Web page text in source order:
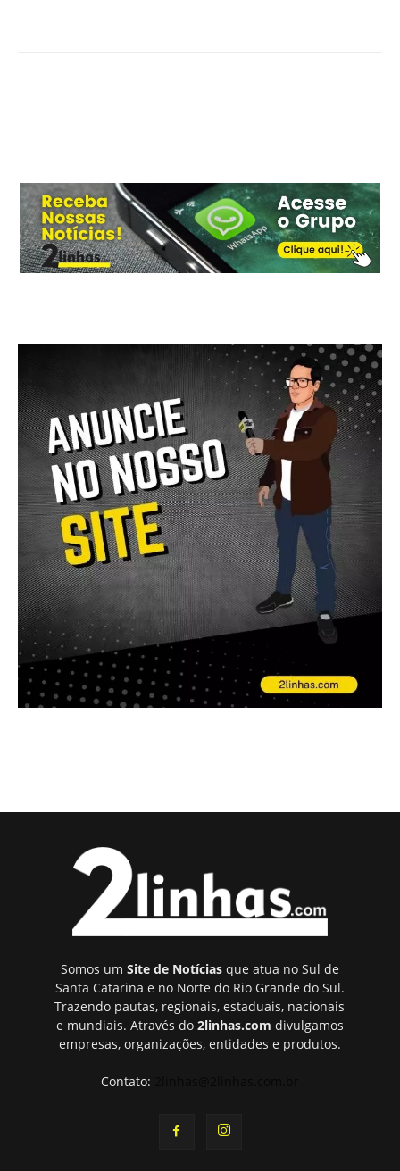
Somos um Site de Notíciasque atua no Sul de
Santa Catarina e no Norte do Rio Grande do Sul.
Trazendo pautas, regionais, estaduais, nacionais
e mundiais. Através do 2linhas.com divulgamos
empresas, organizações, entidades e produtos.
Contato: